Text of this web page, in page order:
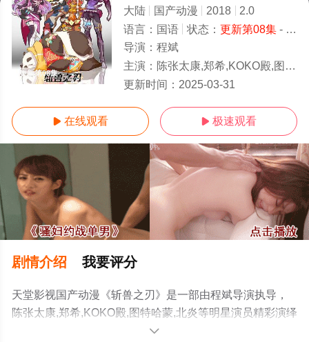
更新第08集
大陆 国产动漫 2018
2.0
语言： 国语 状态： 更新第08集- 免费在线观看
导演： 程斌
主演： 陈张太康,郑希,KOKO殿,图特哈蒙,北炎
更新时间： 2025-03-31
 在线观看  极速观看
剧情介绍 我要评分
天堂影视国产动漫《斩兽之刃》是一部由程斌导演执导，
陈张太康,郑希,KOKO殿,图特哈蒙,北炎等明星演员精彩演绎
的大陆动漫，手机免费观看高清无删减完整版动漫全集就
